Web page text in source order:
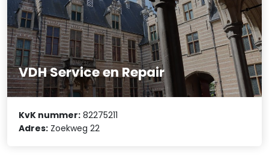
VDH Service en Repair
KvK nummer: 82275211
Adres: Zoekweg 22